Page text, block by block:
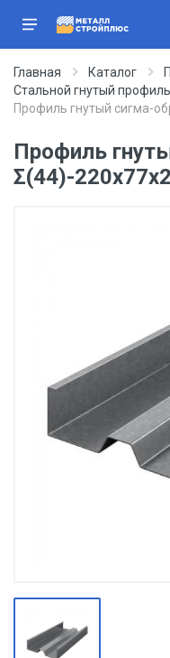
Главная Каталог
Стальной гнутый профиль
Профиль гнутый сигма-
Профиль
Σ(44)-